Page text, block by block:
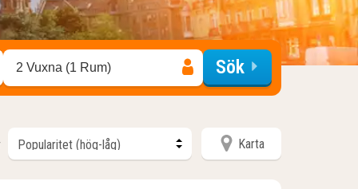
2 Vuxna (1 Rum) Sök
Karta